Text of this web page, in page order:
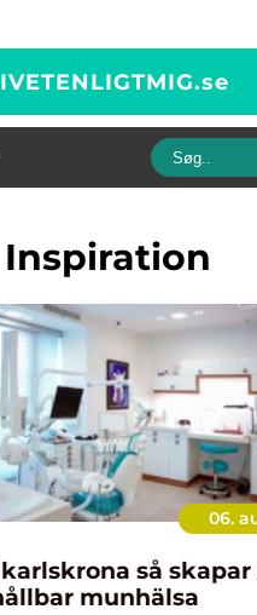
se
inspiration
06.
så skapar du en
munhälsa